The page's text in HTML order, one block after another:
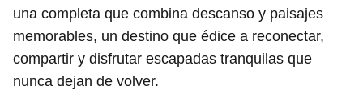
una completa que combina descanso y paisajes
memorables, un destino que édice a reconectar,
compartir y disfrutar escapadas tranquilas que
nunca dejan de volver.